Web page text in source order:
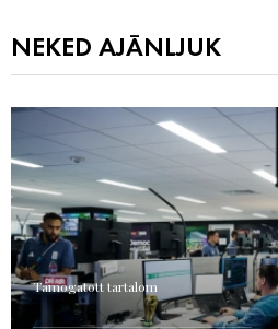
NEKED AJÁNLJUK
Támogatott tartalom